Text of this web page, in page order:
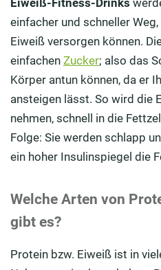
einfacher und schneller
Eiweiß versorgen können.
einfachen Zucker; also das
Körper antun können, da er
ansteigen lässt. So wird die
nehmen, schnell in die
Folge: Sie werden schlapp
ein hoher Insulinspiegel die
Welche Arten von
gibt es?
Protein bzw. Eiweiß ist in